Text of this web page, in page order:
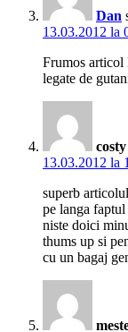
Dan
13.03.2012 la
Frumos articol
legate de
costy
13.03.2012 la
superb
pe langa
niste doici
thums up si
cu un bagaj